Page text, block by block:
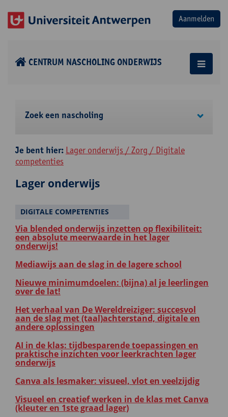
CENTRUM NASCHOLING ONDERWIJS
Zoek een nascholing
Je bent hier: Lager onderwijs / Zorg / Digitale
competenties
Lager onderwijs
DIGITALE COMPETENTIES
Via blended onderwijs inzetten op flexibiliteit:
een absolute meerwaarde in het lager
onderwijs!
Mediawijs aan de slag in de lagere school
Nieuwe minimumdoelen: (bijna) al je leerlingen
over de lat!
Het verhaal van De Wereldreiziger: succesvol
aan de slag met (taal)achterstand, digitale en
andere oplossingen
AI in de klas: tijdbesparende toepassingen en
praktische inzichten voor leerkrachten lager
onderwijs
Canva als lesmaker: visueel, vlot en veelzijdig
Visueel en creatief werken in de klas met Canva
(kleuter en 1ste graad lager)